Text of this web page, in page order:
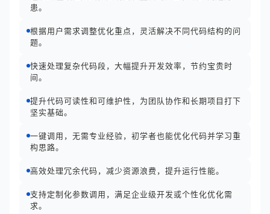
患。
根据用户需求调整优化重点，灵活解决不同代码结构的问
题。
快速处理复杂代码段，大幅提升开发效率，节约宝贵时
间。
提升代码可读性和可维护性，为团队协作和长期项目打下
坚实基础。
一键调用，无需专业经验，初学者也能优化代码并学习重
构思路。
高效处理冗余代码，减少资源浪费，提升运行性能。
支持定制化参数调用，满足企业级开发或个性化优化需
求。